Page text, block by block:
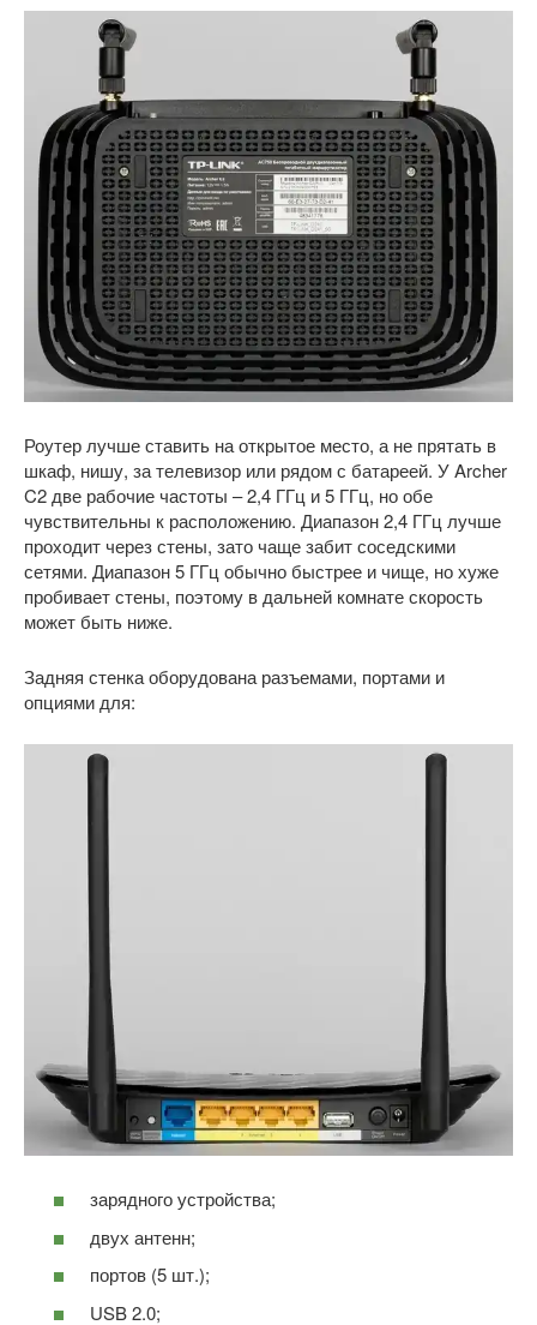
Роутер лучше ставить на открытое место, а не прятать в
шкаф, нишу, за телевизор или рядом с батареей. У Archer
C2 две рабочие частоты – 2,4 ГГц и 5 ГГц, но обе
чувствительны к расположению. Диапазон 2,4 ГГц лучше
проходит через стены, зато чаще забит соседскими
сетями. Диапазон 5 ГГц обычно быстрее и чище, но хуже
пробивает стены, поэтому в дальней комнате скорость
может быть ниже.
Задняя стенка оборудована разъемами, портами и
опциями для:
зарядного устройства;
двух антенн;
портов (5 шт.);
USB 2.0;